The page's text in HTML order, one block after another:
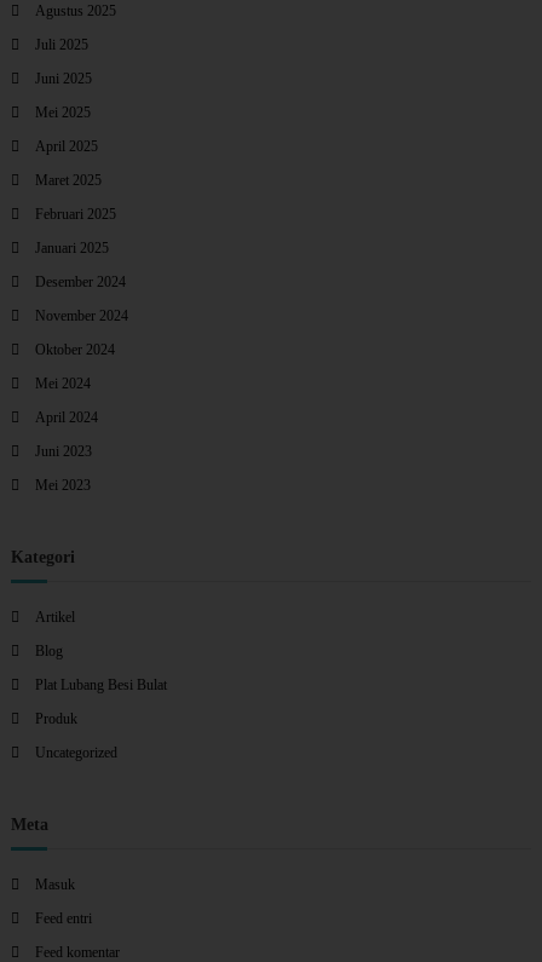
Agustus 2025
Juli 2025
Juni 2025
Mei 2025
April 2025
Maret 2025
Februari 2025
Januari 2025
Desember 2024
November 2024
Oktober 2024
Mei 2024
April 2024
Juni 2023
Mei 2023
Kategori
Artikel
Blog
Plat Lubang Besi Bulat
Produk
Uncategorized
Meta
Masuk
Feed entri
Feed komentar